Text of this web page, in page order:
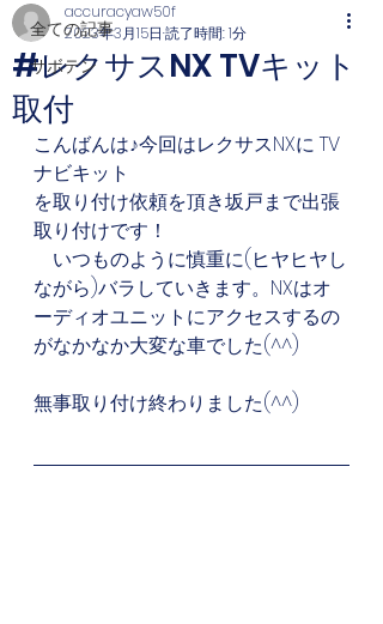
全ての記事
サボテン
#レクサスNX TVキット
取付
accuracyaw50f
2023年3月15日 読了時間: 1分
こんばんは♪今回はレクサスNXに TV
ナビキット
を取り付け依頼を頂き坂戸まで出張
取り付けです！
いつものように慎重に(ヒヤヒヤし
ながら)バラしていきます。NXはオ
ーディオユニットにアクセスするの
がなかなか大変な車でした(^^)
無事取り付け終わりました(^^)